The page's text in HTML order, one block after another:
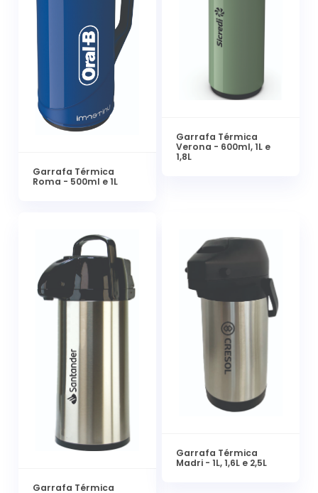
Garrafa Térmica
Roma - 500ml e 1L
Garrafa Térmica
Verona - 600ml, 1L e
1,8L
Garrafa Térmica
Garrafa Térmica
Madri - 1L, 1,6L e 2,5L